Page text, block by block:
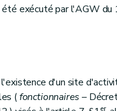
été exécuté par l'AGW du
d'un site
(fonctionnaires –
er